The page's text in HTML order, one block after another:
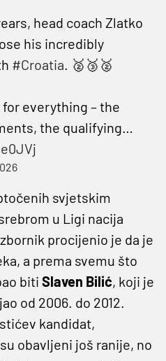
head coach Zlatko
his incredibly
#Croatia. 🥈🥉🥈
everything – the
the qualifying…
svjetskim
u Ligi nacija
procijenio je da je
a prema svemu što
biti Slaven Bilić, koji je
od 2006. do 2012.
kandidat,
obavljeni još ranije, no